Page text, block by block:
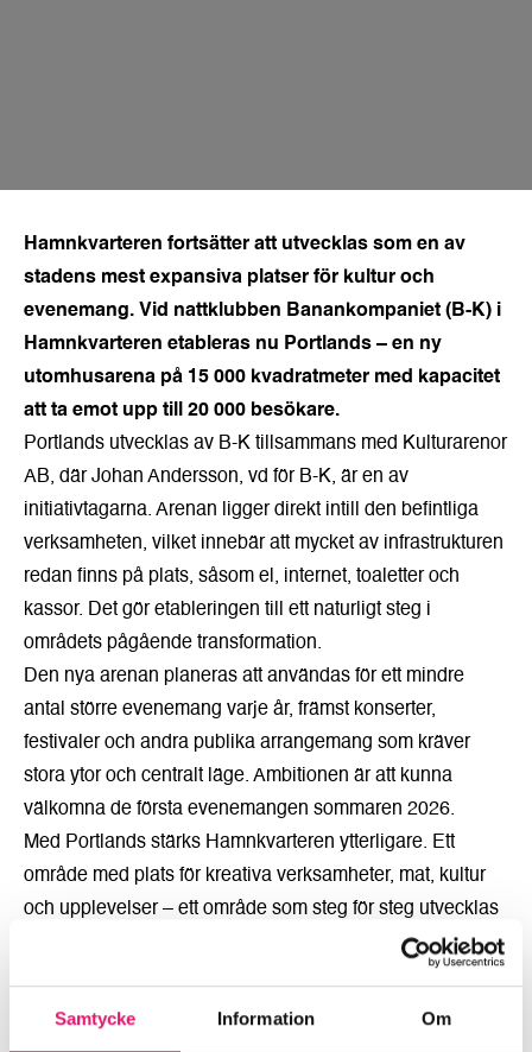
Samtycke Information Om
Hamnkvarteren fortsätter att utvecklas som en av
stadens mest expansiva platser för kultur och
evenemang. Vid nattklubben Banankompaniet (B-K) i
Hamnkvarteren etableras nu Portlands – en ny
utomhusarena på 15 000 kvadratmeter med kapacitet
att ta emot upp till 20 000 besökare.
Portlands utvecklas av B-K tillsammans med Kulturarenor
AB, där Johan Andersson, vd för B-K, är en av
initiativtagarna. Arenan ligger direkt intill den befintliga
verksamheten, vilket innebär att mycket av infrastrukturen
redan finns på plats, såsom el, internet, toaletter och
kassor. Det gör etableringen till ett naturligt steg i
områdets pågående transformation.
Den nya arenan planeras att användas för ett mindre
antal större evenemang varje år, främst konserter,
festivaler och andra publika arrangemang som kräver
stora ytor och centralt läge. Ambitionen är att kunna
välkomna de första evenemangen sommaren 2026.
Med Portlands stärks Hamnkvarteren ytterligare. Ett
område med plats för kreativa verksamheter, mat, kultur
och upplevelser – ett område som steg för steg utvecklas